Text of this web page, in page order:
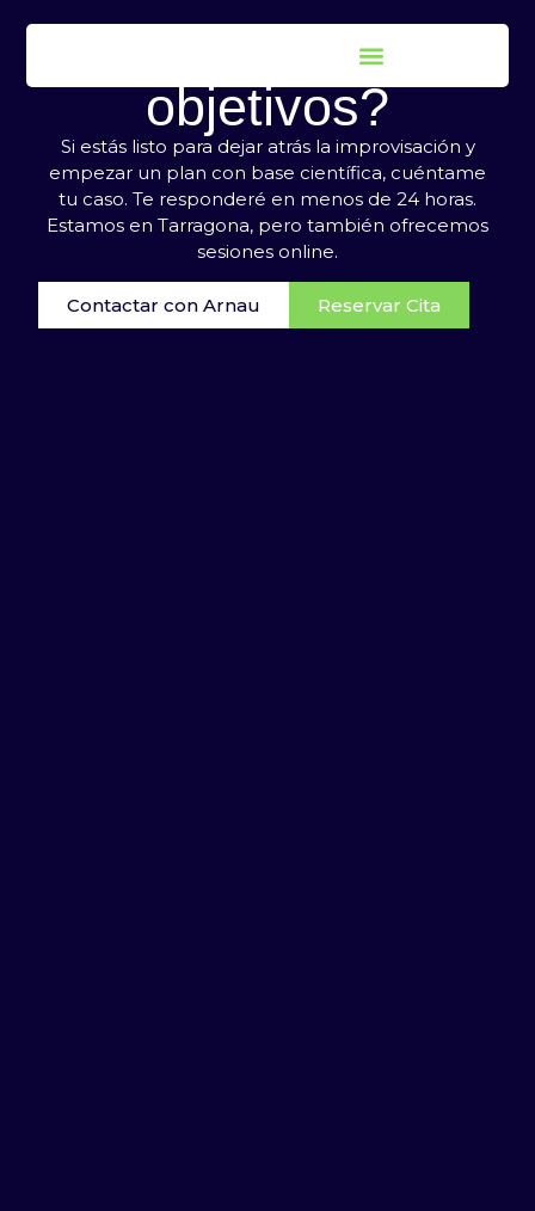
¿Hablamos de tus
objetivos?
Si estás listo para dejar atrás la improvisación y
empezar un plan con base científica, cuéntame
tu caso. Te responderé en menos de 24 horas.
Estamos en Tarragona, pero también ofrecemos
sesiones online.
Contactar con Arnau Reservar Cita